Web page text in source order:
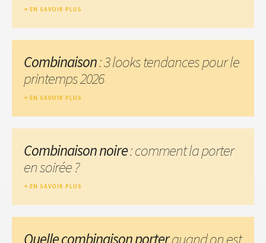
EN SAVOIR PLUS
Combinaison: 3 looks tendances pour le
printemps 2026
EN SAVOIR PLUS
Combinaison noire: comment la porter
en soirée ?
EN SAVOIR PLUS
Quelle combinaison porterquand on est